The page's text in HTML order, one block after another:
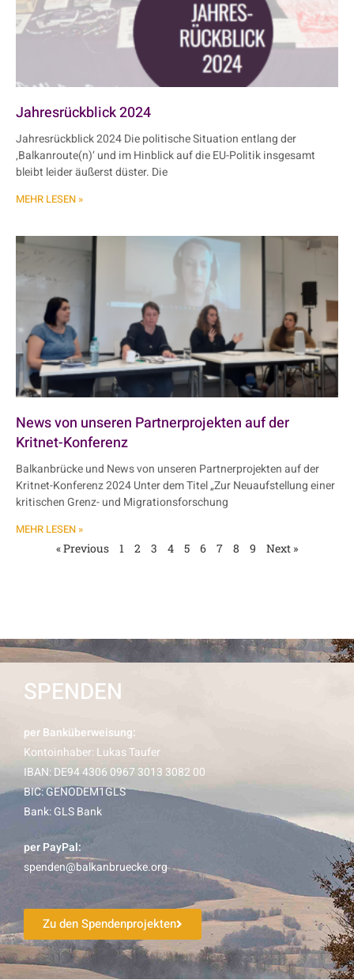
Jahresrückblick 2024
Jahresrückblick 2024 Die politische Situation entlang der
‚Balkanroute(n)‘ und im Hinblick auf die EU-Politik insgesamt
bleibt leider äußerst düster. Die
MEHR LESEN »
News von unseren Partnerprojekten auf der
Kritnet-Konferenz
Balkanbrücke und News von unseren Partnerprojekten auf der
Kritnet-Konferenz 2024 Unter dem Titel „Zur Neuaufstellung einer
kritischen Grenz- und Migrationsforschung
MEHR LESEN »
« Previous
1 2 3 4 5 6 7 8 9 Next »
SPENDEN
per Banküberweisung:
Kontoinhaber: Lukas Taufer
IBAN: DE94 4306 0967 3013 3082 00
BIC: GENODEM1GLS
Bank: GLS Bank
per PayPal:
spenden@balkanbruecke.org
Zu den Spendenprojekten